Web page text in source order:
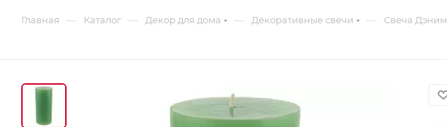
Главная — Каталог — Декор для дома — Декоративные свечи — Свеча Дэним